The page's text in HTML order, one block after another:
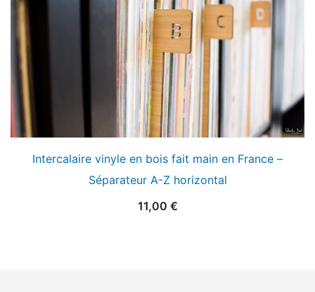
Intercalaire vinyle en bois fait main en France –
Séparateur A-Z horizontal
11,00 €